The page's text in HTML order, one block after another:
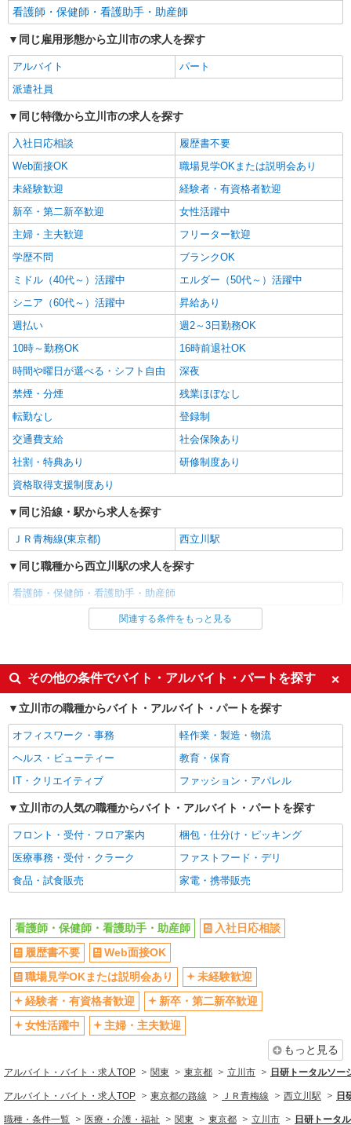
≪立川駅／看護助手≫子育て世代活躍中！働き
やすい環境♪
時給1600円〜2250円 ＜日払い有/週払い有/交
通費全支給(ガソリン代含む)＞
東京都立川市 ※最寄り駅：立川
キープ
派遣社員
株式会社kotrio /●TC-H-1894276
立川駅★2000円〜の高時給！デイで看護！16
時退勤OKで安心
時給2000〜2500円＜日払い有/経験者優遇/交通
費全支給(ガソリン代含む)＞
立川市
キープ 詳細を見る
職業紹介
株式会社kotrio /●SW-S-2078359
16時帰宅もOK≪武蔵砂川駅≫病院で補助だけ
のまったり作業♪
【正社員】月給240,000〜400,000円 ・基本
給：200,000円〜220,000円 ・資格手当：10,000〜
30,000円 ・役職手当：10,000〜70,000円 ・処遇改
善手当：20,000〜60,000円（勤続年数、保有資格
により変動） ・固定残業手当：20,000円（10時
間） ※固定残業時間を超過する場合には超過勤務
手当として別途支給 ・夜勤手当：10,000円/1回
（上記給与とは別に支給） 下記資格をお持ちの方
歓迎 ・認知症介護基礎研修 ・初任者研修 ・実務
者研修 ・介護福祉士 など
キープ 詳細を見る
職業紹介
株式会社kotrio /●SW-S-2022817
立川駅＊病院の看護助手│シフト相談OK！経
験不問・資格不問◎
時給1550円〜2312円 ＜交通費全支給(ガソリ
ン代含む)＞
立川市｜最寄：立川
キープ 詳細を見る
職業紹介
株式会社kotrio /●SW-S-2080044
不問・資格不問◎
【正社員】月給240,000〜400,000円 ・基本
給：200,000円〜220,000円 ・資格手当：10,000〜
30,000円 ・役職手当：10,000〜70,000円 ・処遇改
善手当：20,000〜60,000円（勤続年数、保有資格
により変動） ・固定残業手当：20,000円（10時
間） ※固定残業時間を超過する場合には超過勤務
手当として別途支給 ・夜勤手当：10,000円/1回
（上記給与とは別に支給） 下記資格をお持ちの方
歓迎 ・認知症介護基礎研修 ・初任者研修 ・実務
者研修 ・介護福祉士 など
立川市 同エリア内で他も紹介可
キープ 詳細を見る
派遣社員
株式会社トラストグロース 新宿本社 第2営業部
訪問での看護師
時給：2200円〜2400円 ※資格や経験などに
東京都立川市
キープ
派遣社員
株式会社kotrio /●TC-H-2010597
高収入を目指したい方必見！未経験でも日収
時給1600円〜2250円 ＜日払い有/週払い有/交
通費全支給(ガソリン代含む)＞
立川市
看護師・保健師・看護助手・助産師
同じ雇用形態から立川市の求人を探す
アルバイト
パート
派遣社員
同じ特徴から立川市の求人を探す
入社日応相談
履歴書不要
Web面接OK
職場見学OKまたは説明会あり
未経験歓迎
経験者・有資格者歓迎
新卒・第二新卒歓迎
女性活躍中
主婦・主夫歓迎
フリーター歓迎
学歴不問
ブランクOK
ミドル（40代～）活躍中
エルダー（50代～）活躍中
シニア（60代～）活躍中
昇給あり
週払い
週2～3日勤務OK
10時～勤務OK
16時前退社OK
時間や曜日が選べる・シフト自由
深夜
禁煙・分煙
残業ほぼなし
転勤なし
登録制
交通費支給
社会保険あり
社割・特典あり
研修制度あり
資格取得支援制度あり
同じ沿線・駅から求人を探す
ＪＲ青梅線(東京都) 西立川駅
同じ職種から西立川駅の求人を探す
看護師・保健師・看護助手・助産師
同じ雇用形態から西立川駅の求人を探す
派遣社員
同じ特徴から西立川駅の求人を探す
入社日応相談
履歴書不要
Web面接OK
職場見学OKまたは説明会あり
未経験歓迎
経験者・有資格者歓迎
新卒・第二新卒歓迎
女性活躍中
主婦・主夫歓迎
フリーター歓迎
学歴不問
ブランクOK
ミドル（40代～）活躍中
エルダー（50代～）活躍中
シニア（60代～）活躍中
昇給あり
10時～勤務OK
16時前退社OK
時間や曜日が選べる・シフト自由
禁煙・分煙
残業ほぼなし
転勤なし
登録制
交通費支給
社会保険あり
資格取得支援制度あり
同じ職種から求人を探す
医療・介護・福祉
関連する条件をもっと見る
その他の条件でバイト・アルバイト・パートを探す
立川市の職種からバイト・アルバイト・パートを探す
オフィスワーク・事務
軽作業・製造・物流
ヘルス・ビューティー
教育・保育
IT・クリエイティブ
ファッション・アパレル
立川市の人気の職種からバイト・アルバイト・パートを探す
フロント・受付・フロア案内
梱包・仕分け・ピッキング
医療事務・受付・クラーク
ファストフード・デリ
食品・試食販売
家電・携帯販売
看護師・保健師・看護助手・助産師
入社日応相談
履歴書不要
Web面接OK
職場見学OKまたは説明会あり
未経験歓迎
経験者・有資格者歓迎
新卒・第二新卒歓迎
女性活躍中
主婦・主夫歓迎
もっと見る
アルバイト・バイト・求人TOP 関東 東京都 立川市 日研トータルソ
アルバイト・バイト・求人TOP 東京都の路線 ＪＲ青梅線 西立川駅 日
職種・条件一覧 医療・介護・福祉 関東 東京都 立川市 日研トータ